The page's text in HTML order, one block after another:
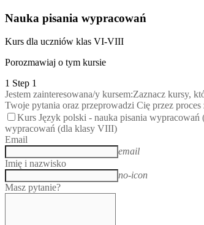
Nauka pisania wypracowań
Kurs dla uczniów klas VI-VIII
Porozmawiaj o tym kursie
1 Step 1
Jestem zainteresowana/y kursem:Zaznacz kursy,
Twoje pytania oraz przeprowadzi Cię przez proces
Kurs Język polski - nauka pisania
wypracowań (dla klasy VIII)
Email
email
Imię i nazwisko
no-icon
Masz pytanie?